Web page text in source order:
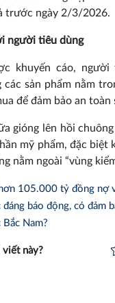
trước ngày 2/3/2026.
người tiêu dùng
khuyến cáo, người
các sản phẩm nằm
để đảm bảo an toàn
gióng lên hồi
mỹ phẩm, đặc biệt
nằm ngoài “vùng
hơn 105.000 tỷ đồng nợ
báo động, có đảm
Nam?
viết này?